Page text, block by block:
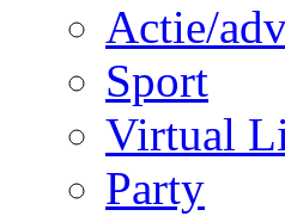
Actie/
Sport
Virtual
Party